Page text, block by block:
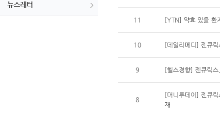
뉴스레터
11 [YTN] 약효 있을 환
10 [데일리메디] 젠큐
9 [헬스경향] 젠큐릭스
8
[머니투데이] 젠큐
재